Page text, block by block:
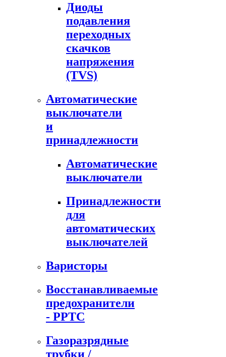
Диоды
подавления
переходных
скачков
напряжения
(TVS)
Автоматические
выключатели
и
принадлежности
Автоматические
выключатели
Принадлежности
для
автоматических
выключателей
Варисторы
Восстанавливаемые
предохранители
- PPTC
Газоразрядные
трубки /